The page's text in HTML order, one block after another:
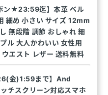
ン★23:59迄】本革 ベル
細め 小さい サイズ 12mm
無段階 調節 おしゃれ 細
ル 大人かわいい 女性用
エスト レザー 送料無料
金)1:59まで】And
チスクリーン対応スマホ